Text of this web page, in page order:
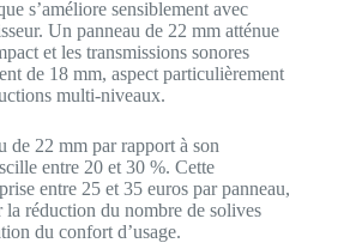
s’améliore sensiblement avec
Un panneau de 22 mm atténue
et les transmissions sonores
de 18 mm, aspect particulièrement
multi-niveaux.
de 22 mm par rapport à son
entre 20 et 30 %. Cette
entre 25 et 35 euros par panneau,
la réduction du nombre de solives
du confort d’usage.